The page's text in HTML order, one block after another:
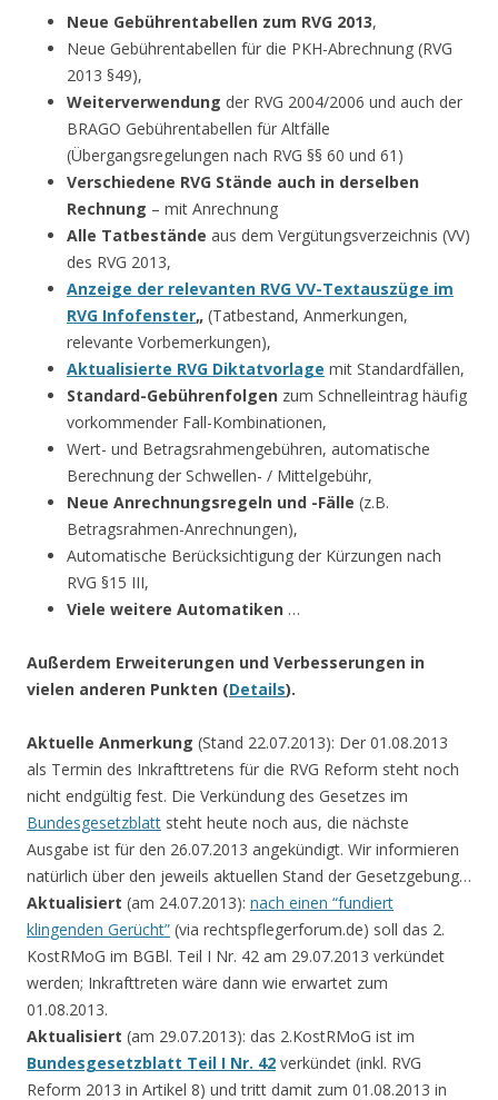
Neue Gebührentabellen zum RVG 2013,
Neue Gebührentabellen für die PKH-Abrechnung (RVG
2013 §49),
Weiterverwendung der RVG 2004/2006 und auch der
BRAGO Gebührentabellen für Altfälle
(Übergangsregelungen nach RVG §§ 60 und 61)
Verschiedene RVG Stände auch in derselben
Rechnung – mit Anrechnung
Alle Tatbestände aus dem Vergütungsverzeichnis (VV)
des RVG 2013,
Anzeige der relevanten RVG VV-Textauszüge im
RVG Infofenster„ (Tatbestand, Anmerkungen,
relevante Vorbemerkungen),
Aktualisierte RVG Diktatvorlage mit Standardfällen,
Standard-Gebührenfolgen zum Schnelleintrag häufig
vorkommender Fall-Kombinationen,
Wert- und Betragsrahmengebühren, automatische
Berechnung der Schwellen- / Mittelgebühr,
Neue Anrechnungsregeln und -Fälle (z.B.
Betragsrahmen-Anrechnungen),
Automatische Berücksichtigung der Kürzungen nach
RVG §15 III,
Viele weitere Automatiken …
Außerdem Erweiterungen und Verbesserungen in
vielen anderen Punkten (Details).
Aktuelle Anmerkung (Stand 22.07.2013): Der 01.08.2013
als Termin des Inkrafttretens für die RVG Reform steht noch
nicht endgültig fest. Die Verkündung des Gesetzes im
Bundesgesetzblatt steht heute noch aus, die nächste
Ausgabe ist für den 26.07.2013 angekündigt. Wir informieren
natürlich über den jeweils aktuellen Stand der Gesetzgebung…
Aktualisiert (am 24.07.2013): nach einen “fundiert
klingenden Gerücht” (via rechtspflegerforum.de) soll das 2.
KostRMoG im BGBl. Teil I Nr. 42 am 29.07.2013 verkündet
werden; Inkrafttreten wäre dann wie erwartet zum
01.08.2013.
Aktualisiert (am 29.07.2013): das 2.KostRMoG ist im
Bundesgesetzblatt Teil I Nr. 42 verkündet (inkl. RVG
Reform 2013 in Artikel 8) und tritt damit zum 01.08.2013 in